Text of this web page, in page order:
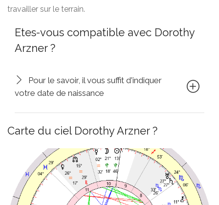
travailler sur le terrain.
Etes-vous compatible avec Dorothy
Arzner ?
Pour le savoir, il vous suffit d'indiquer
votre date de naissance
Carte du ciel Dorothy Arzner ?